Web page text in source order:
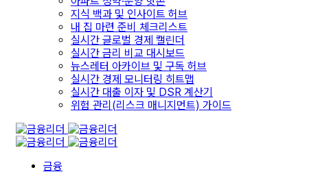
지식 백과 및 인사이트 허브
내 집 마련 준비 체크리스트
실시간 글로벌 경제 캘린더
실시간 금리 비교 대시보드
뉴스레터 아카이브 및 구독 허브
실시간 경제 모니터링 히트맵
실시간 대출 이자 및 DSR 계산기
위험 관리(리스크 매니지먼트) 가이드
금융